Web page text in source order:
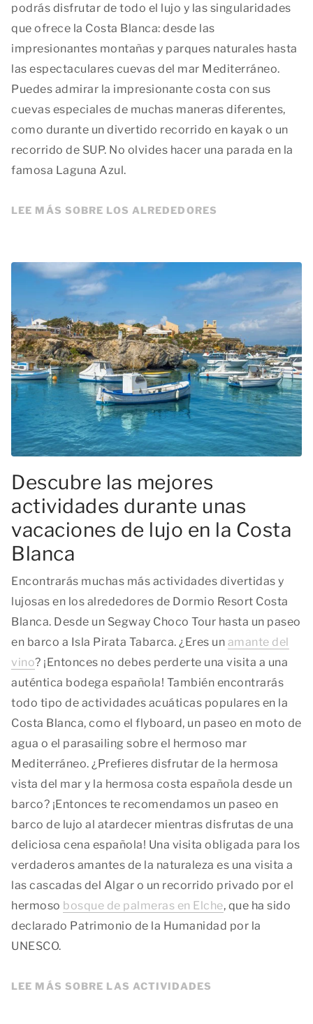
podrás disfrutar de todo el lujo y las singularidades
que ofrece la Costa Blanca: desde las
impresionantes montañas y parques naturales hasta
las espectaculares cuevas del mar Mediterráneo.
Puedes admirar la impresionante costa con sus
cuevas especiales de muchas maneras diferentes,
como durante un divertido recorrido en kayak o un
recorrido de SUP. No olvides hacer una parada en la
famosa Laguna Azul.
LEE MÁS SOBRE LOS ALREDEDORES
Descubre las mejores
actividades durante unas
vacaciones de lujo en la Costa
Blanca
Encontrarás muchas más actividades divertidas y
lujosas en los alrededores de Dormio Resort Costa
Blanca. Desde un Segway Choco Tour hasta un paseo
en barco a Isla Pirata Tabarca. ¿Eres un amante del
vino? ¡Entonces no debes perderte una visita a una
auténtica bodega española! También encontrarás
todo tipo de actividades acuáticas populares en la
Costa Blanca, como el flyboard, un paseo en moto de
agua o el parasailing sobre el hermoso mar
Mediterráneo. ¿Prefieres disfrutar de la hermosa
vista del mar y la hermosa costa española desde un
barco? ¡Entonces te recomendamos un paseo en
barco de lujo al atardecer mientras disfrutas de una
deliciosa cena española! Una visita obligada para los
verdaderos amantes de la naturaleza es una visita a
las cascadas del Algar o un recorrido privado por el
hermoso bosque de palmeras en Elche, que ha sido
declarado Patrimonio de la Humanidad por la
UNESCO.
LEE MÁS SOBRE LAS ACTIVIDADES